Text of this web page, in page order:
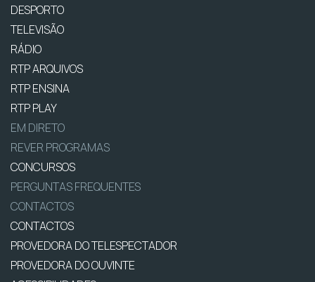
DESPORTO
TELEVISÃO
RÁDIO
RTP ARQUIVOS
RTP ENSINA
RTP PLAY
EM DIRETO
REVER PROGRAMAS
CONCURSOS
PERGUNTAS FREQUENTES
CONTACTOS
CONTACTOS
PROVEDORA DO TELESPECTADOR
PROVEDORA DO OUVINTE